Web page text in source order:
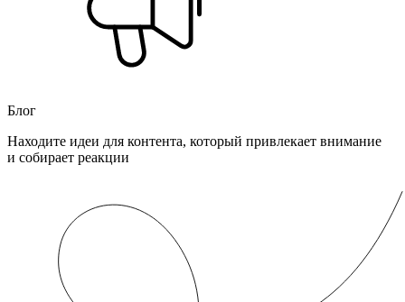
Блог
Находите идеи для контента, который привлекает внимание
и собирает реакции